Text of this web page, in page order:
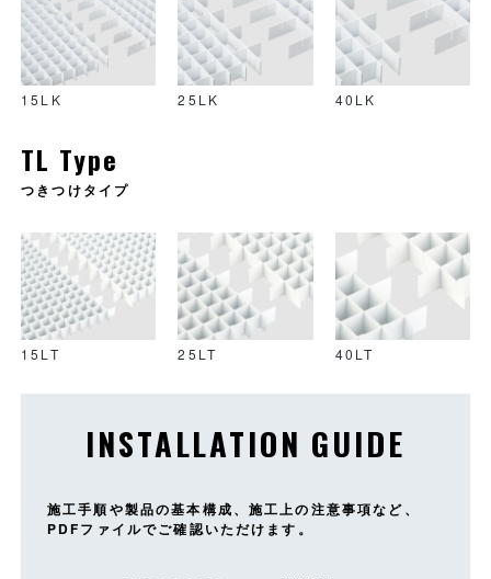
15LK 25LK 40LK
TL Type
つきつけタイプ
15LT 25LT 40LT
INSTALLATION GUIDE
施工手順や製品の基本構成、施工上の注意事項など、
PDFファイルでご確認いただけます。